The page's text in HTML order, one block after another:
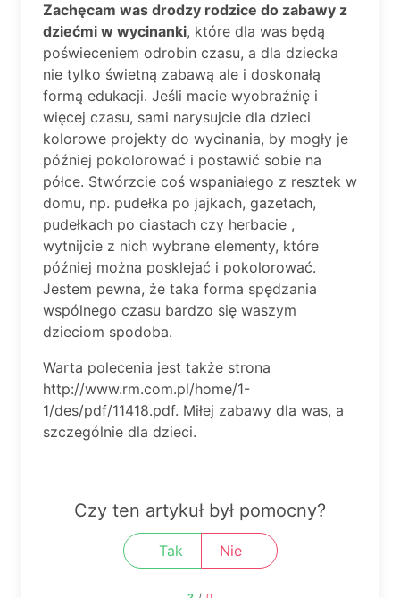
Zachęcam was drodzy rodzice do zabawy z
dziećmi w wycinanki, które dla was będą
poświeceniem odrobin czasu, a dla dziecka
nie tylko świetną zabawą ale i doskonałą
formą edukacji. Jeśli macie wyobraźnię i
więcej czasu, sami narysujcie dla dzieci
kolorowe projekty do wycinania, by mogły je
później pokolorować i postawić sobie na
półce. Stwórzcie coś wspaniałego z resztek w
domu, np. pudełka po jajkach, gazetach,
pudełkach po ciastach czy herbacie ,
wytnijcie z nich wybrane elementy, które
później można posklejać i pokolorować.
Jestem pewna, że taka forma spędzania
wspólnego czasu bardzo się waszym
dzieciom spodoba.
Warta polecenia jest także strona
http://www.rm.com.pl/home/1-
1/des/pdf/11418.pdf. Miłej zabawy dla was, a
szczególnie dla dzieci.
Czy ten artykuł był pomocny?
Tak Nie